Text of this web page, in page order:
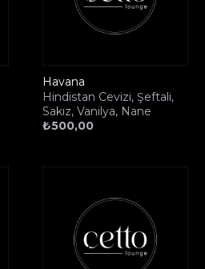
Havana
Hindistan Cevizi, Şeftali,
Sakız, Vanilya, Nane
₺500,00